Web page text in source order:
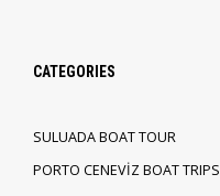
CATEGORIES
SULUADA BOAT TOUR
PORTO CENEVİZ BOAT TRIPS